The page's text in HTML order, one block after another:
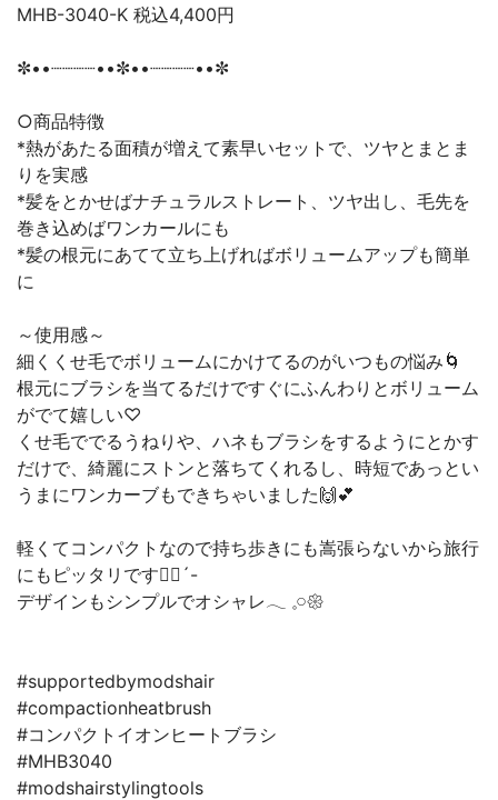
MHB-3040-K 税込4,400円
✼••┈┈┈┈••✼••┈┈┈┈••✼
○商品特徴
*熱があたる面積が増えて素早いセットで、ツヤとまとま
りを実感
*髪をとかせばナチュラルストレート、ツヤ出し、毛先を
巻き込めばワンカールにも
*髪の根元にあてて立ち上げればボリュームアップも簡単
に
～使用感～
細くくせ毛でボリュームにかけてるのがいつもの悩み🌀
根元にブラシを当てるだけですぐにふんわりとボリューム
がでて嬉しい♡
くせ毛ででるうねりや、ハネもブラシをするようにとかす
だけで、綺麗にストンと落ちてくれるし、時短であっとい
うまにワンカーブもできちゃいました🙌💕
軽くてコンパクトなので持ち歩きにも嵩張らないから旅行
にもピッタリです👍🏻´-
デザインもシンプルでオシャレ𓂃 𓈒𓏸𑁍‬
#supportedbymodshair
#compactionheatbrush
#コンパクトイオンヒートブラシ
#MHB3040
#modshairstylingtools